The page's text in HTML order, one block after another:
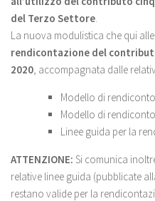
del Terzo Settore.
La nuova modulistica che qui
rendicontazione del
2020, accompagnata dalle
Modello di
Modello di
Linee guida per la
ATTENZIONE: Si comunica
relative linee guida (pubblicate
restano valide per la